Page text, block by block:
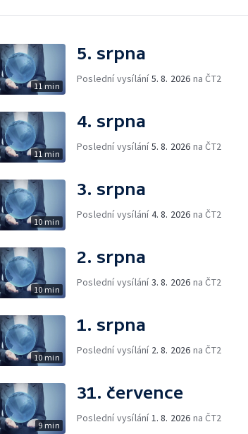
11 min
5. srpna
Poslední vysílání5. 8. 2026 na ČT2
11 min
4. srpna
Poslední vysílání5. 8. 2026 na ČT2
10 min
3. srpna
Poslední vysílání4. 8. 2026 na ČT2
10 min
2. srpna
Poslední vysílání3. 8. 2026 na ČT2
10 min
1. srpna
Poslední vysílání 2. 8. 2026 na ČT2
9 min
31. července
Poslední vysílání 1. 8. 2026 na ČT2